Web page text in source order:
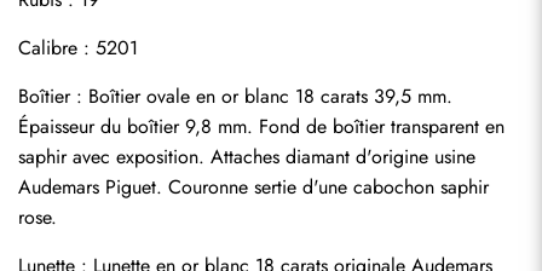
Calibre : 5201
Boîtier : Boîtier ovale en or blanc 18 carats 39,5 mm.
Épaisseur du boîtier 9,8 mm. Fond de boîtier transparent en
saphir avec exposition. Attaches diamant d'origine usine
Audemars Piguet. Couronne sertie d'une cabochon saphir
rose.